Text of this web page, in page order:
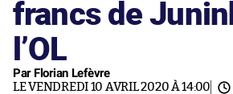
francs de
l’OL
Par Florian Lefèvre
LE VENDREDI 10 AVRIL 2020 À 14:00